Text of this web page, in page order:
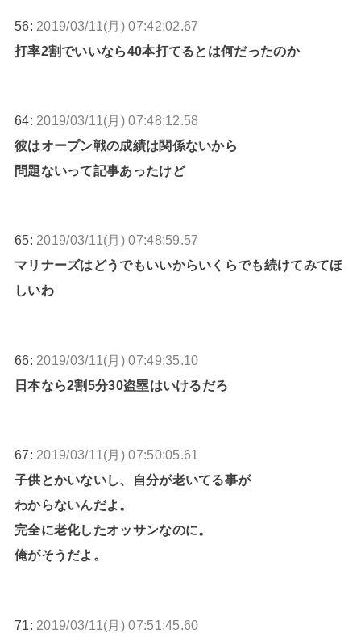
56: 2019/03/11(月) 07:42:02.67
打率2割でいいなら40本打てるとは何だったのか
64: 2019/03/11(月) 07:48:12.58
彼はオープン戦の成績は関係ないから
問題ないって記事あったけど
65: 2019/03/11(月) 07:48:59.57
マリナーズはどうでもいいからいくらでも続けてみてほ
しいわ
66: 2019/03/11(月) 07:49:35.10
日本なら2割5分30盗塁はいけるだろ
67: 2019/03/11(月) 07:50:05.61
子供とかいないし、自分が老いてる事が
わからないんだよ。
完全に老化したオッサンなのに。
俺がそうだよ。
71: 2019/03/11(月) 07:51:45.60